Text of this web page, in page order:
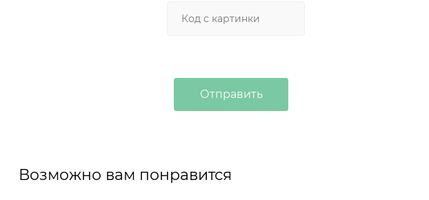
Возможно вам понравится